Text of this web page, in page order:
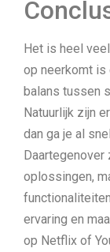
Het is heel
op neerkomt
balans tussen
Natuurlijk zijn
dan ga je al
Daartegenover
oplossingen,
ervaring en
op Netflix of